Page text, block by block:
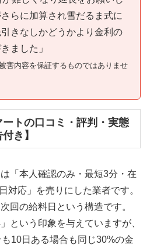
らに加算され雪だるま式に
きなしかどうかより金利の
ました」
害内容を保証するものではありませ
トの口コミ・評判・実態
き】
「本人確認のみ・最短3分・在
対応」を売りにした業者です。
回の給料日という構造です。
という印象を与えていますが、
10日ある場合も同じ30%の金